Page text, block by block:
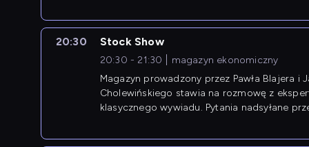
20:30 Stock Show
20:30 - 21:30
magazyn ekonomiczny
Magazyn prowadzony przez Pawła Blajera i
Cholewińskiego stawia na rozmowę z
klasycznego wywiadu. Pytania nadsyłane